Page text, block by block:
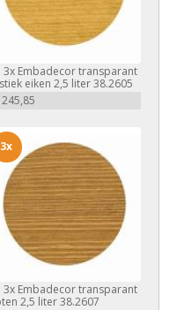
3xEmbadecor transparant
eiken 2,5 liter 38.2605
3xEmbadecor transparant
2,5 liter 38.2607
3x